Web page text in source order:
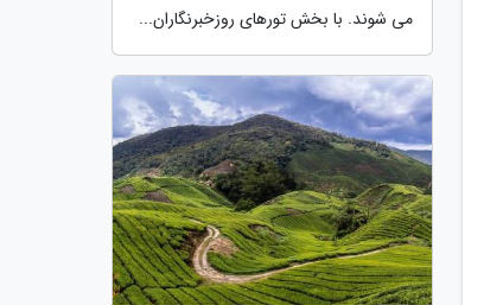
می شوند. با بخش تورهای روزخبرنگاران...